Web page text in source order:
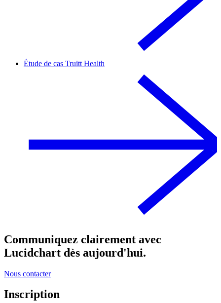
Étude de cas Truitt Health
Communiquez clairement avec
Lucidchart dès aujourd'hui.
Nous contacter
Inscription